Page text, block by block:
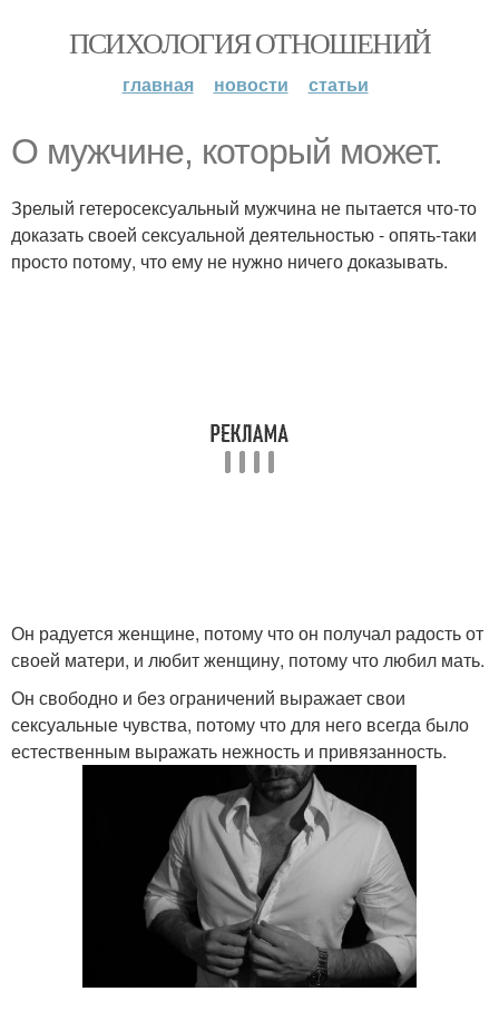
ПСИХОЛОГИЯ ОТНОШЕНИЙ
главная новости статьи
О мужчине, который может.
Зрелый гетеросексуальный мужчина не пытается что-то
доказать своей сексуальной деятельностью - опять-таки
просто потому, что ему не нужно ничего доказывать.
Он радуется женщине, потому что он получал радость от
своей матери, и любит женщину, потому что любил мать.
Он свободно и без ограничений выражает свои
сексуальные чувства, потому что для него всегда было
естественным выражать нежность и привязанность.